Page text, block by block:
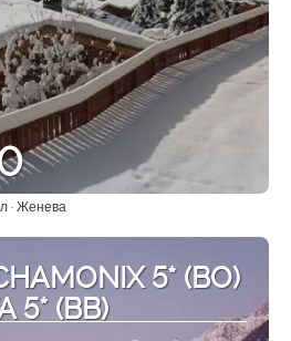
Вижте
· Женева
5* (BO)
5* (BB)